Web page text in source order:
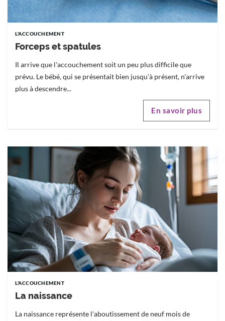
L'ACCOUCHEMENT
Forceps et spatules
Il arrive que l'accouchement soit un peu plus difficile que
prévu. Le bébé, qui se présentait bien jusqu'à présent, n'arrive
plus à descendre...
En savoir plus
L'ACCOUCHEMENT
La naissance
La naissance représente l'aboutissement de neuf mois de